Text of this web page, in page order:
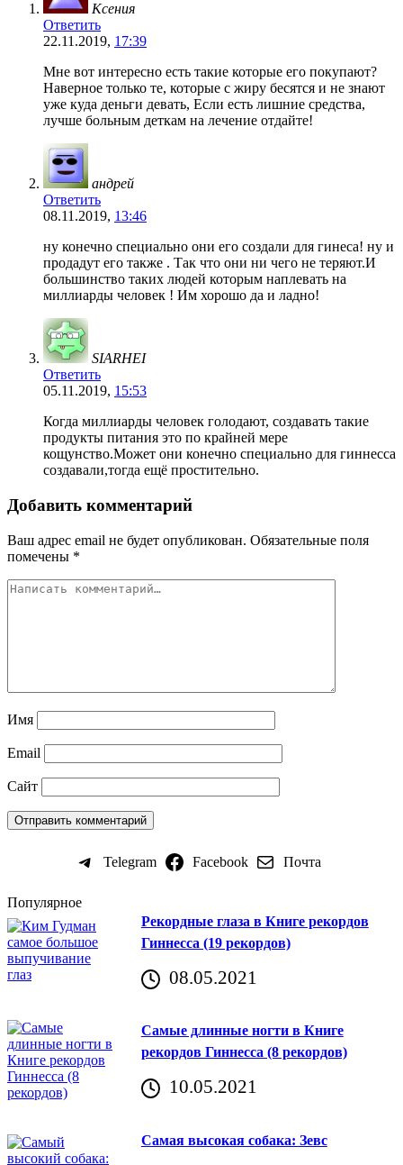
Ксения
Ответить
22.11.2019, 17:39
Мне вот интересно есть такие которые его покупают?
Наверное только те, которые с жиру бесятся и не знают
уже куда деньги девать, Если есть лишние средства,
лучше больным деткам на лечение отдайте!
андрей
Ответить
08.11.2019, 13:46
ну конечно специально они его создали для гинеса! ну и
продадут его также . Так что они ни чего не теряют.И
большинство таких людей которым наплевать на
миллиарды человек ! Им хорошо да и ладно!
SIARHEI
Ответить
05.11.2019, 15:53
Когда миллиарды человек голодают, создавать такие
продукты питания это по крайней мере
кощунство.Может они конечно специально для гиннесса
создавали,тогда ещё простительно.
Добавить комментарий
Ваш адрес email не будет опубликован. Обязательные поля
помечены *
Имя
Email
Сайт
Telegram Facebook Почта
Популярное
Рекордные глаза в Книге рекордов
Гиннесса (19 рекордов)
08.05.2021
Самые длинные ногти в Книге
рекордов Гиннесса (8 рекордов)
10.05.2021
Самая высокая собака: Зевс